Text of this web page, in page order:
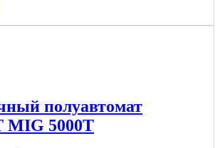
полуавтомат
MIG 5000T